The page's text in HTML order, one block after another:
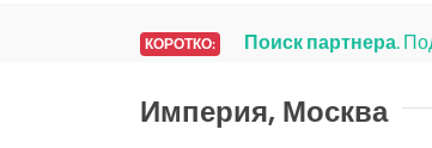
КОРОТКО: Поиск партнера.
Империя, Москва